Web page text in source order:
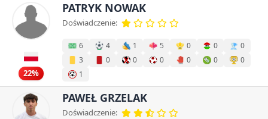
22%
PATRYK NOWAK
Doświadczenie:
6 4 1 5 0 0
0
3
0 0 0 0 0
0
1
PAWEŁ GRZELAK
Doświadczenie: